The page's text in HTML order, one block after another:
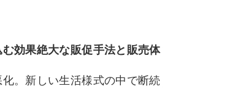
効果絶大な販促手法と販売体
。新しい生活様式の中で断続